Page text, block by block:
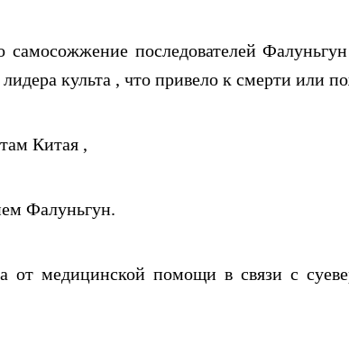
последователей
культа , что привело к смерти или
Китая ,
Фалуньгун.
от медицинской помощи в связи с